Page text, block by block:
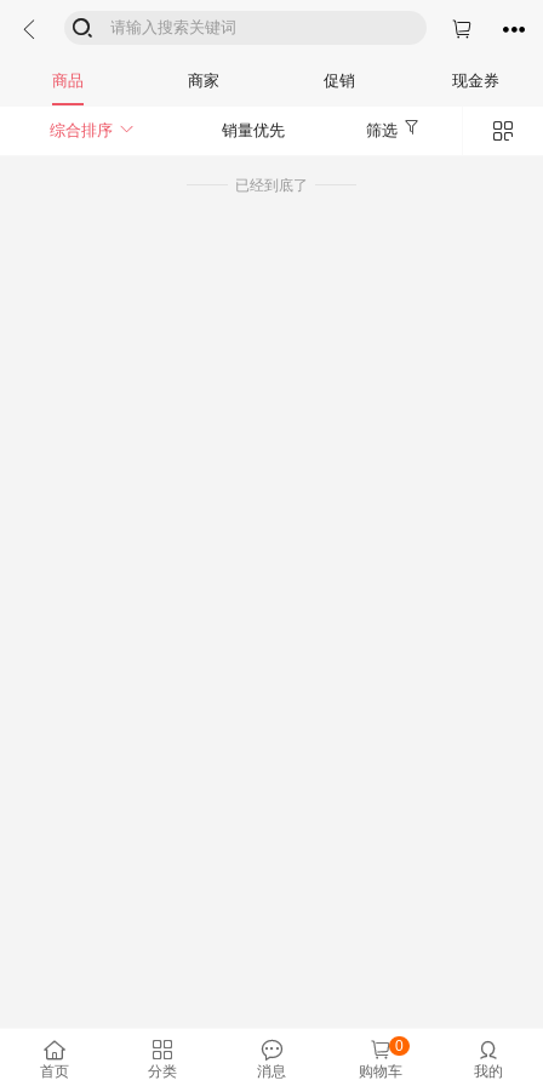
  

商品 商家 促销 现金券
综合排序  销量优先 筛选 
已经到底了

首页

分类

消息

购物车
0 
我的